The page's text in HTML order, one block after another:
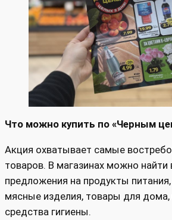
Что можно купить по «Черным
Акция охватывает самые
товаров. В магазинах можно
предложения на продукты
мясные изделия, товары для
средства гигиены.